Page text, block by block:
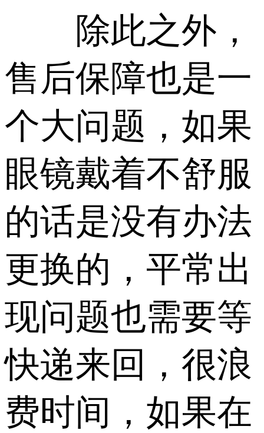
除此之外，
售后保障也是一
个大问题，如果
眼镜戴着不舒服
的话是没有办法
更换的，平常出
现问题也需要等
快递来回，很浪
费时间，如果在